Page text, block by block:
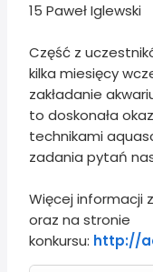
15 Paweł Iglewski
Część z
kilka miesięcy
zakładanie
to doskonała
technikami
zadania pytań
Więcej informacji
oraz na stronie
konkursu: http://